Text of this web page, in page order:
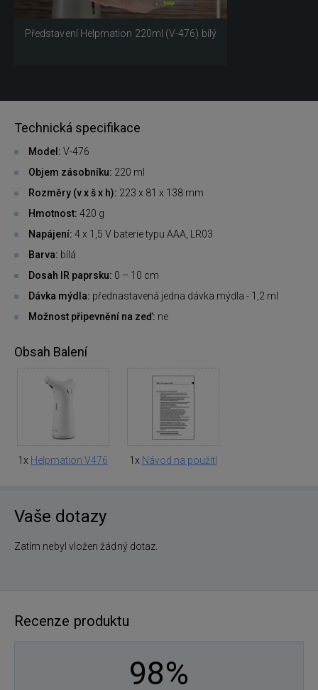
Představení Helpmation 220ml (V-476) bílý
Technická specifikace
Model: V-476
Objem zásobníku: 220 ml
Rozměry (v x š x h): 223 x 81 x 138 mm
Hmotnost: 420 g
Napájení: 4 x 1,5 V baterie typu AAA, LR03
Barva: bílá
Dosah IR paprsku: 0 – 10 cm
Dávka mýdla: přednastavená jedna dávka mýdla - 1,2 ml
Možnost připevnění na zeď: ne
Obsah Balení
1x Helpmation V476 1x Návod na použití
Vaše dotazy
Zatím nebyl vložen žádný dotaz.
Recenze produktu
98%